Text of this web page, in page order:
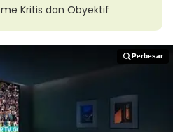
Kritis dan Obyektif
Perbesar
Perbesar